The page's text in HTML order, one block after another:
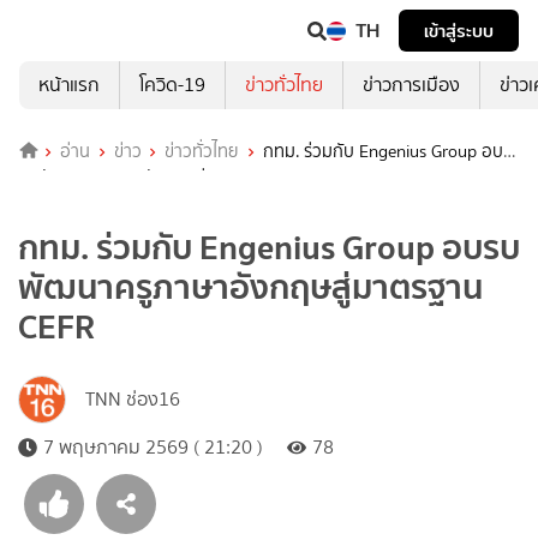
TH
เข้าสู่ระบบ
หน้าแรก
โควิด-19 ข่าวทั่วไทย ข่าวการเมือง ข่าว
อ่าน ข่าว ข่าวทั่วไทย
กทม. ร่วมกับ Engenius Group อบ
รบพัฒนาครูภาษาอังกฤษสู่มาตรฐาน CEFR
กทม. ร่วมกับ Engenius Group อบรบ
พัฒนาครูภาษาอังกฤษสู่มาตรฐาน
CEFR
TNN ช่อง16
7 พฤษภาคม 2569 ( 21:20 )
78